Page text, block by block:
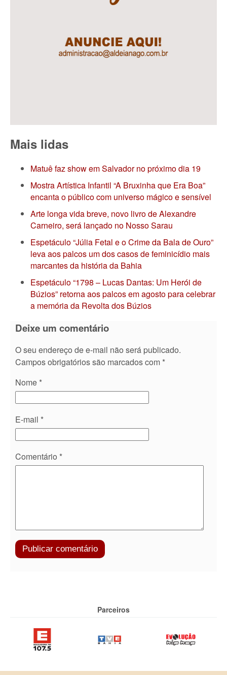
Mais lidas
Matuê faz show em Salvador no próximo dia 19
Mostra Artística Infantil “A Bruxinha que Era Boa”
encanta o público com universo mágico e sensível
Arte longa vida breve, novo livro de Alexandre
Carneiro, será lançado no Nosso Sarau
Espetáculo “Júlia Fetal e o Crime da Bala de Ouro”
leva aos palcos um dos casos de feminicídio mais
marcantes da história da Bahia
Espetáculo “1798 – Lucas Dantas: Um Herói de
Búzios” retorna aos palcos em agosto para celebrar
a memória da Revolta dos Búzios
Deixe um comentário
O seu endereço de e-mail não será publicado.
Campos obrigatórios são marcados com *
Nome *
E-mail *
Comentário *
Parceiros